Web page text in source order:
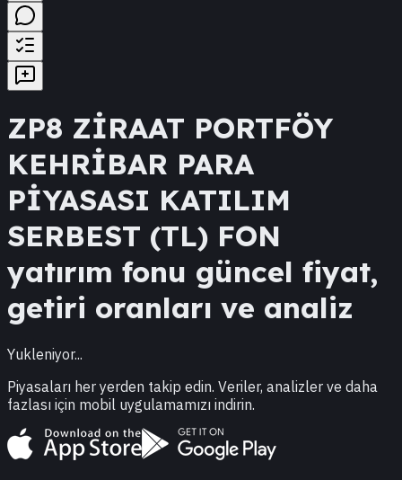
ZP8 ZİRAAT PORTFÖY
KEHRİBAR PARA
PİYASASI KATILIM
SERBEST (TL) FON
yatırım fonu güncel fiyat,
getiri oranları ve analiz
Yukleniyor...
Piyasaları her yerden takip edin. Veriler, analizler ve daha
fazlası için mobil uygulamamızı indirin.